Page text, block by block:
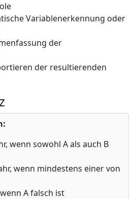
Variablenerkennung oder
der
der resultierenden
wenn sowohl A als auch B
wenn mindestens einer von
A falsch ist